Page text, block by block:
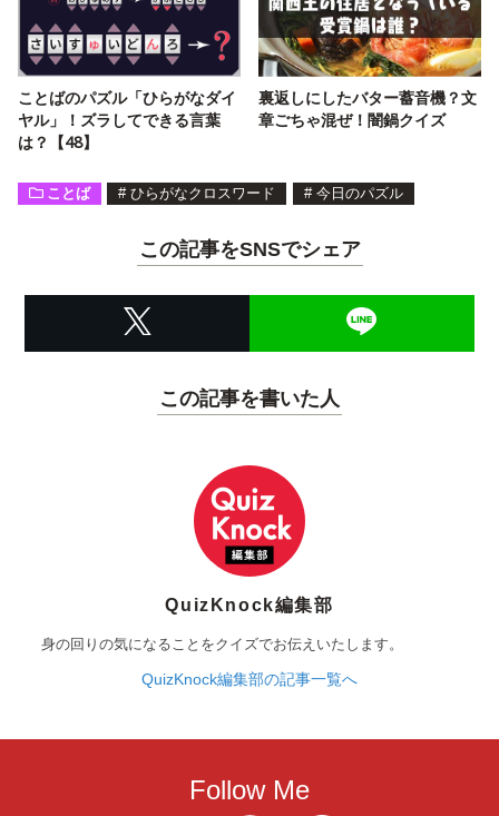
ことばのパズル「ひらがなダイ
ヤル」！ズラしてできる言葉
は？【48】
裏返しにしたバター蓄音機？文
章ごちゃ混ぜ！闇鍋クイズ
ことば # ひらがなクロスワード # 今日のパズル
この記事をSNSでシェア
この記事を書いた人
QuizKnock編集部
身の回りの気になることをクイズでお伝えいたします。
QuizKnock編集部の記事一覧へ
Follow Me